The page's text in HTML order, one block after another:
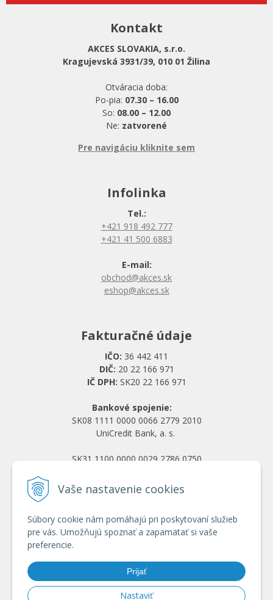
Vaše nastavenie cookies
Súbory cookie nám pomáhajú pri poskytovaní služieb
pre vás. Umožňujú spoznať a zapamätať si vaše
preferencie.
Prijať
Nastaviť
Kontakt
AKCES SLOVAKIA, s.r.o.
Kragujevská 3931/39, 010 01 Žilina
Otváracia doba:
Po-pia: 07.30 – 16.00
So: 08.00 – 12.00
Ne: zatvorené
Pre navigáciu kliknite sem
Infolinka
Tel.:
+421 918 492 777
+421 41 500 6883
E-mail:
obchod@akces.sk
eshop@akces.sk
Fakturačné údaje
IČO: 36 442 411
DIČ: 20 22 166 971
IČ DPH: SK20 22 166 971
Bankové spojenie:
SK08 1111 0000 0066 2779 2010
UniCredit Bank, a. s.
SK31 1100 0000 0029 2786 0750
Obchodné podmienky
Ochrana osobných údajov
Doprava a platba
Registrácia veľkoobchod